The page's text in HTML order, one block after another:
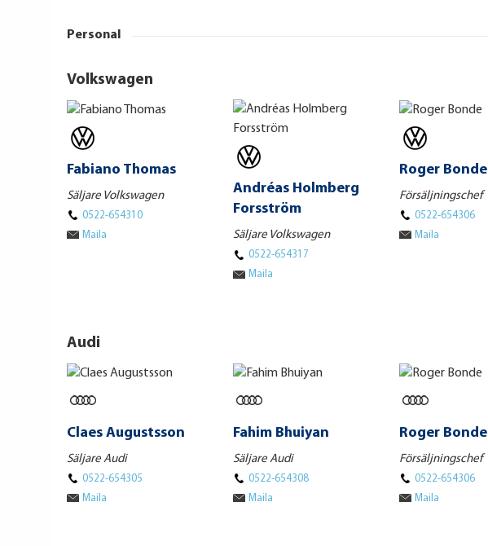
Personal
Volkswagen
Fabiano Thomas
Säljare Volkswagen
0522-654310
Maila
Andréas Holmberg
Forsström
Säljare Volkswagen
0522-654317
Maila
Roger Bonde
Försäljningschef
0522-654306
Maila
Audi
Claes Augustsson
Säljare Audi
0522-654305
Maila
Fahim Bhuiyan
Säljare Audi
0522-654308
Maila
Roger Bonde
Försäljningschef
0522-654306
Maila